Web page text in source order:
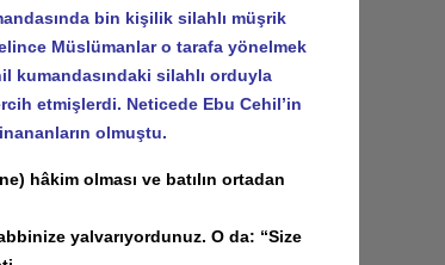
bin kişilik silahlı müşrik
Müslümanlar o tarafa yönelmek
kumandasındaki silahlı orduyla
etmişlerdi. Neticede Ebu Cehil’in
olmuştu.
hâkim olması ve batılın ortadan
yalvarıyordunuz. O da: “Size